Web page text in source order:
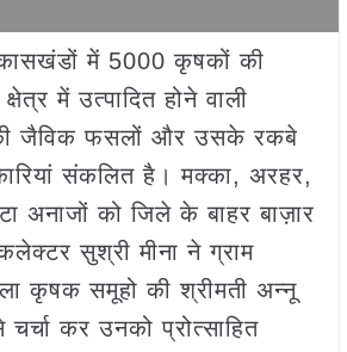
में 5000 कृषकों की
में उत्पादित होने वाली
की जैविक फसलों और उसके रकबे
संकलित है। मक्का, अरहर,
अनाजों को जिले के बाहर बाज़ार
सुश्री मीना ने ग्राम
कृषक समूहो की श्रीमती अन्नू
कर उनको प्रोत्साहित